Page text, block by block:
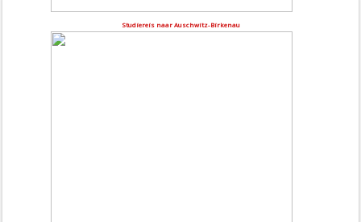
Studiereis naar Auschwitz-Birkenau